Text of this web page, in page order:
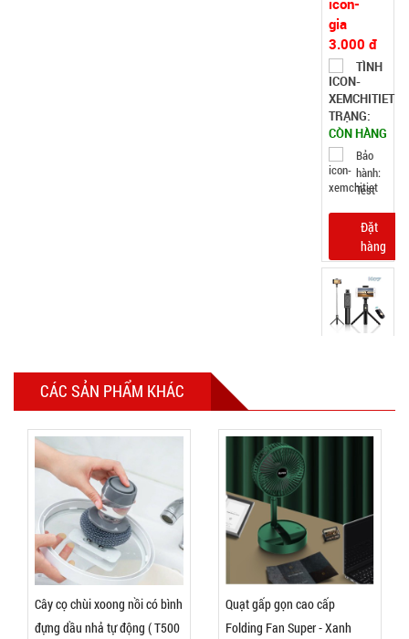
3.000 đ
TÌNH
TRẠNG:
CÒN HÀNG
Bảo
hành:
Test
Đặt
hàng
49.000 đ
TRẠNG:
CÒN HÀNG
CÁC SẢN PHẨM KHÁC
Cây cọ chùi xoong nồi có bình
đựng dầu nhả tự động ( T500
Quạt gấp gọn cao cấp
Folding Fan Super - Xanh